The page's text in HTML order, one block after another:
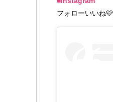
フォローいいね